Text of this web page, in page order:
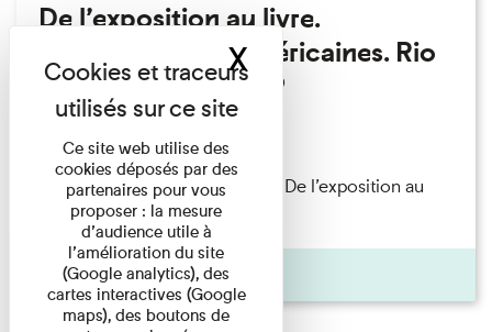
De l’exposition au livre.
Modernités sud-américaines. Rio
– Buenos Aires 1909
Lecture
Les Invités de l’Imprimerie n°8. De l’exposition au
livre. Modernités ...
Pages
Ce site web utilise des
cookies déposés par des
partenaires pour vous
proposer : la mesure
d’audience utile à
l’amélioration du site
(Google analytics), des
cartes interactives (Google
maps), des boutons de
XMasquer le